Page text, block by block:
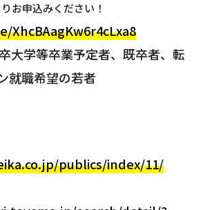
お申込みください！
大学等卒業予定者、既卒者、転
就職希望の若者
publics/index/11/